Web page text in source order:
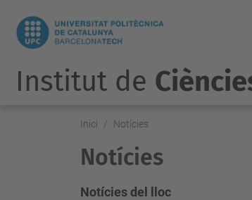
Institut de
Inici Notícies
Notícies
Notícies del lloc